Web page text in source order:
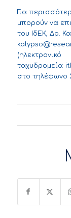
Για
μπορούν να
του ΙδΕΚ, Δρ.
(ηλεκτρονικό
ταχυδρομείο:
στο τηλέφωνο